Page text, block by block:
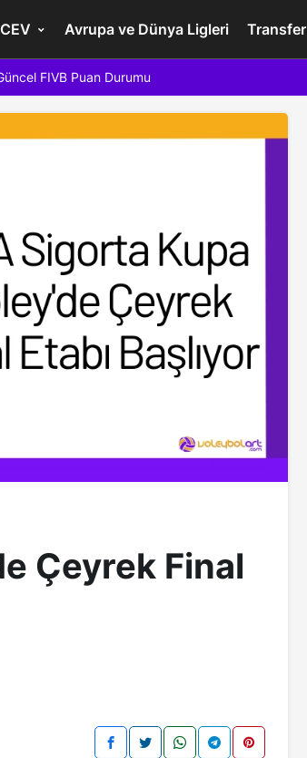
CEV Avrupa ve Dünya Ligleri Transfer
FIVB Puan Durumu
Çeyrek Final